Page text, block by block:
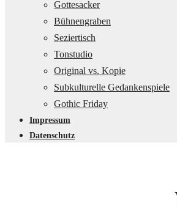
Gottesacker
Bühnengraben
Seziertisch
Tonstudio
Original vs. Kopie
Subkulturelle Gedankenspiele
Gothic Friday
Impressum
Datenschutz